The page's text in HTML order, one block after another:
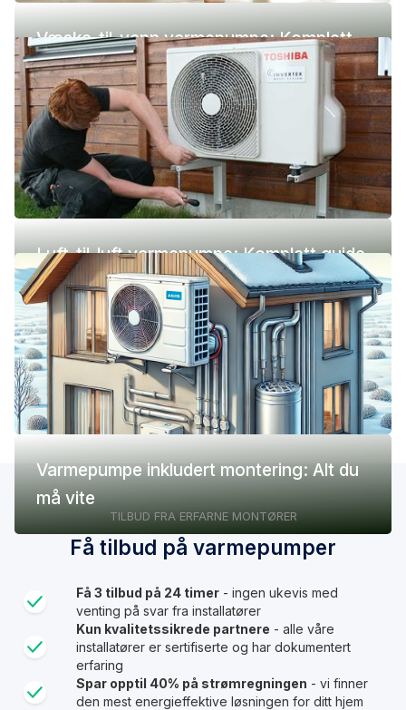
Væske-til-vann varmepumpe: Komplett
guide (pris, fordeler og ulemper)
Luft-til-luft varmepumpe: Komplett guide
(pris, fordeler og ulemper)
Varmepumpe inkludert montering: Alt du
må vite
TILBUD FRA ERFARNE MONTØRER
Få tilbud på varmepumper
Få 3 tilbud på 24 timer - ingen ukevis med
venting på svar fra installatører
Kun kvalitetssikrede partnere - alle våre
installatører er sertifiserte og har dokumentert
erfaring
Spar opptil 40% på strømregningen - vi finner
den mest energieffektive løsningen for ditt hjem